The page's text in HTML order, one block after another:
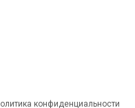
конфиденциальности